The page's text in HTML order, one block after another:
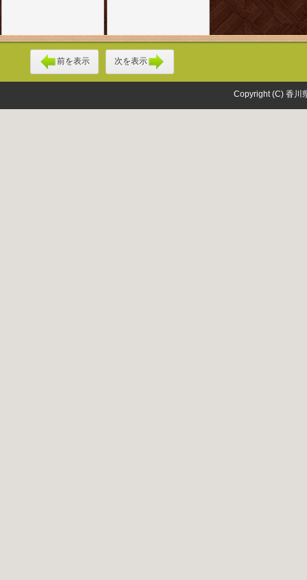
前を表示 次を表示
Copyright (C) 香川